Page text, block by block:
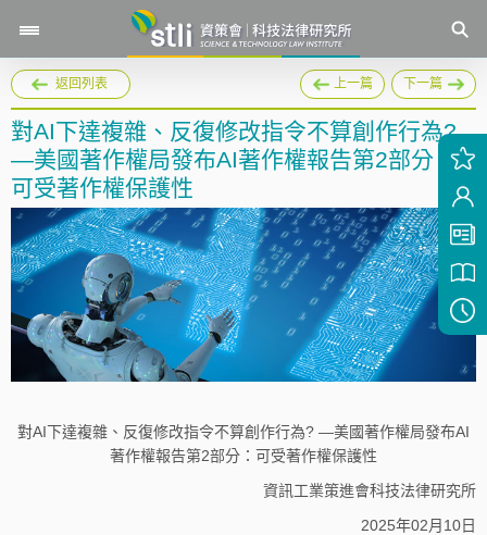
返回列表 上一篇 下一篇
對AI下達複雜、反復修改指令不算創作行為?
—美國著作權局發布AI著作權報告第2部分：
可受著作權保護性
對AI下達複雜、反復修改指令不算創作行為? —美國著作權局發布AI
著作權報告第2部分：可受著作權保護性
資訊工業策進會科技法律研究所
2025年02月10日